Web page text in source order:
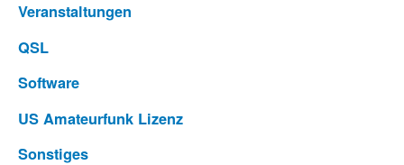
Veranstaltungen
QSL
Software
US Amateurfunk Lizenz
Sonstiges